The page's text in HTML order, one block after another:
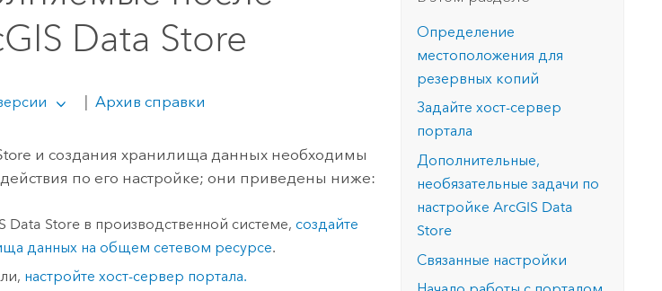
Data Store
| Архив справки
и создания хранилища данных необходимы
по его настройке; они приведены ниже:
Data Storeв производственной системе, создайте
данных на общем сетевом ресурсе.
настройте хост-сервер портала.
Определение
местоположения для
резервных копий
Задайте хост-сервер
портала
Дополнительные,
необязательные задачи по
настройкеArcGIS Data
Store
Связанные настройки